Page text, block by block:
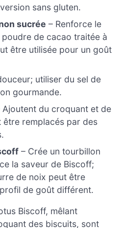
sans gluten.
sucrée – Renforce le
de cacao traitée à
être utilisée pour un goût
utiliser du sel de
gourmande.
Ajoutent du croquant et de
être remplacés par des
– Crée un tourbillon
la saveur de Biscoff;
de noix peut être
de goût différent.
Biscoff, mêlant
des biscuits, sont